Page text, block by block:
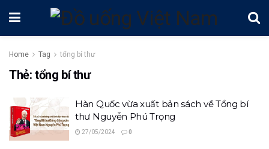
Home Tag tổng bí thư
Thẻ:tổng bí thư
Hàn Quốc vừa xuất bản sách về Tổng bí
thư Nguyễn Phú Trọng
27/05/2024 0